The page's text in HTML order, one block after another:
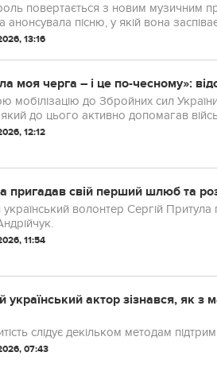
повертається з новим музичним
анонсувала пісню, у якій вона
13:16
моя черга – і це по-чесному»:
мобілізацію до Збройних сил
до цього активно допомагав
12:12
пригадав свій перший шлюб та
український волонтер Сергій
11:54
український актор зізнався, як з
слідує декільком методам
07:43